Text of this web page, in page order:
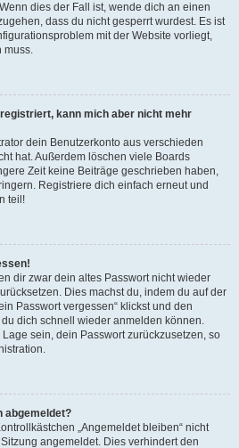
dies der Fall ist, wende dich an einen
dass du nicht gesperrt wurdest. Es ist
mit der Website vorliegt,
muss.
kann mich aber nicht mehr
dein Benutzerkonto aus verschieden
hat. Außerdem löschen viele Boards
Zeit keine Beiträge geschrieben haben,
Registriere dich einfach erneut und
teil!
dir zwar dein altes Passwort nicht wieder
Dies machst du, indem du auf der
Passwort vergessen“ klickst und den
dich schnell wieder anmelden können.
sein, dein Passwort zurückzusetzen, so
abgemeldet?
„Angemeldet bleiben“ nicht
angemeldet. Dies verhindert den